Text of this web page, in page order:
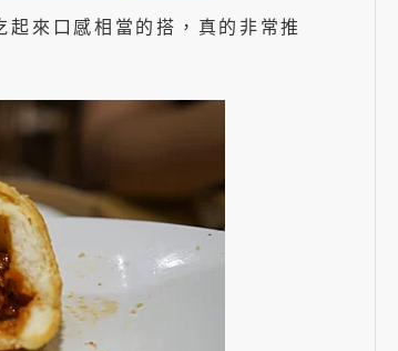
來口感相當的搭，真的非常推